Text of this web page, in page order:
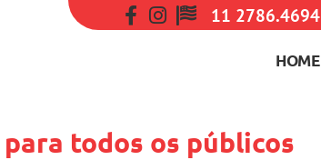
11 2786.4694
HOME
todos os públicos